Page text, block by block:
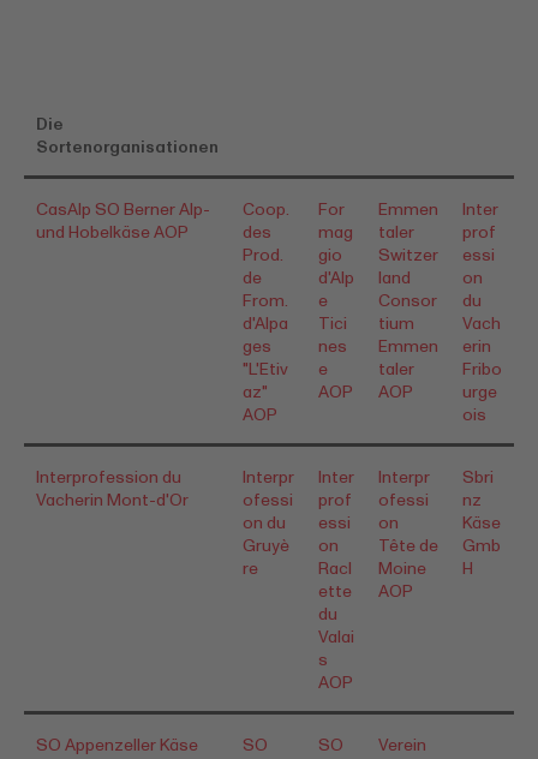
Die
Sortenorganisationen
CasAlp SO Berner Alp-
und Hobelkäse AOP
Coop.
des
Prod.
de
From.
d'Alpa
ges
"L'Etiv
az"
AOP
For
mag
gio
d'Alp
e
Tici
nes
e
AOP
Emmen
taler
Switzer
land
Consor
tium
Emmen
taler
AOP
Inter
prof
essi
on
du
Vach
erin
Fribo
urge
ois
Interprofession du
Vacherin Mont-d'Or
Interpr
ofessi
on du
Gruyè
re
Inter
prof
essi
on
Racl
ette
du
Valai
s
AOP
Interpr
ofessi
on
Tête de
Moine
AOP
Sbri
nz
Käse
Gmb
H
SO Appenzeller Käse
SO
SO
Verein